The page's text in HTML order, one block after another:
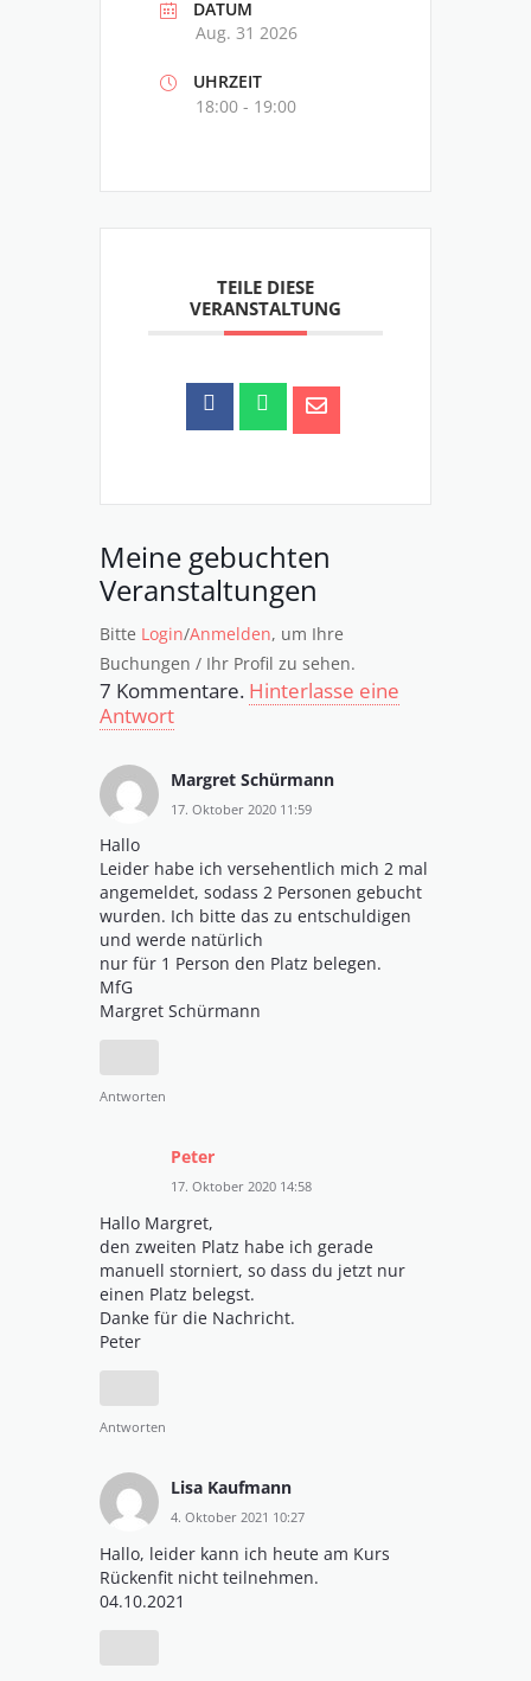
DATUM
Aug. 31 2026
UHRZEIT
18:00 - 19:00
TEILE DIESE
VERANSTALTUNG
Meine gebuchten
Veranstaltungen
Bitte Login/Anmelden, um Ihre
Buchungen / Ihr Profil zu sehen.
7 Kommentare. Hinterlasse eine
Antwort
Margret Schürmann
17. Oktober 2020 11:59
Hallo
Leider habe ich versehentlich mich 2 mal
angemeldet, sodass 2 Personen gebucht
wurden. Ich bitte das zu entschuldigen
und werde natürlich
nur für 1 Person den Platz belegen.
MfG
Margret Schürmann
Antworten
Peter
17. Oktober 2020 14:58
Hallo Margret,
den zweiten Platz habe ich gerade
manuell storniert, so dass du jetzt nur
einen Platz belegst.
Danke für die Nachricht.
Peter
Antworten
Lisa Kaufmann
4. Oktober 2021 10:27
Hallo, leider kann ich heute am Kurs
Rückenfit nicht teilnehmen.
04.10.2021